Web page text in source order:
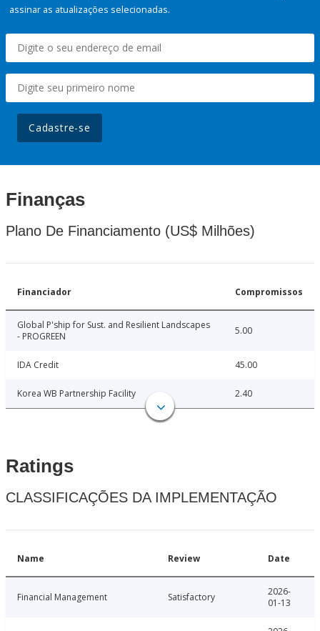
assinar as atualizações selecionadas.
Cadastre-se
Finanças
Plano De Financiamento (US$ Milhões)
Financiador Compromissos
Global P'ship for Sust. and Resilient Landscapes
- PROGREEN
5.00
IDA Credit 45.00
Korea WB Partnership Facility 2.40
Ratings
CLASSIFICAÇÕES DA IMPLEMENTAÇÃO
Name Review Date
Financial Management Satisfactory
2026-
01-13